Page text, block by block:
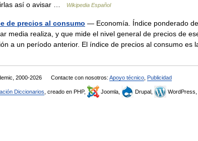
así o avisar …
Wikipedia Español
de precios al consumo — Economía. Índice ponderado
media realiza, y que mide el nivel general de precios de
a un período anterior. El índice de precios al consumo
2000-2026 Contacte con nosotros: Apoyo técnico Publicidad
Diccionarios , creado en PHP, Joomla, Drupal, WordPress,